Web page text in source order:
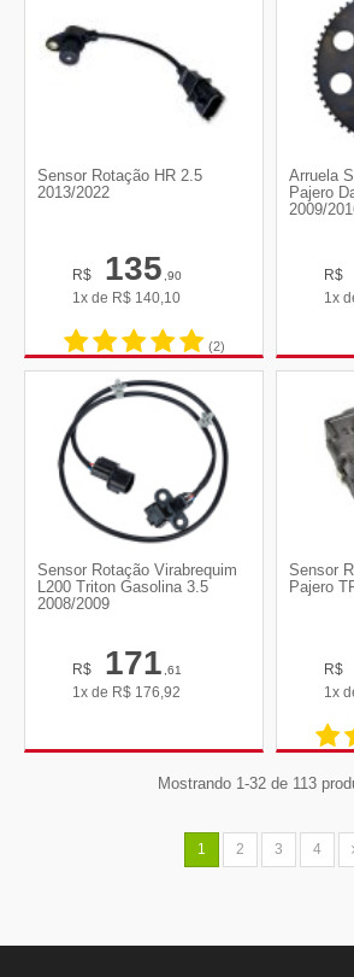
Sensor Rotação HR 2.5
2013/2022
R$ 135,90
1x de R$ 140,10
(2)
Arruela
Pajero
2009/
R$
1x
Sensor Rotação Virabrequim
L200 Triton Gasolina 3.5
2008/2009
R$ 171,61
1x de R$ 176,92
Sensor
Pajero
R$
1x
Mostrando 1-32 de 113
1 2 3 4